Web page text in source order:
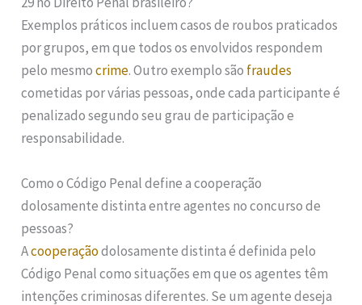
Exemplos práticos incluem casos de roubos praticados
por grupos, em que todos os envolvidos respondem
pelo mesmocrime. Outro exemplo são fraudes
cometidas por várias pessoas, onde cada participante é
penalizado segundo seu grau de participação e
responsabilidade.
Como o Código Penal define a cooperação
dolosamente distinta entre agentes no concurso de
pessoas?
Acooperaçãodolosamente distinta é definida pelo
Código Penal como situações em que os agentes têm
intenções criminosas diferentes. Se um agente deseja